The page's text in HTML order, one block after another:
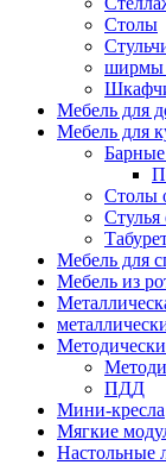
Столы
ширмы
Мебель для
Мебель для
Барные
Столы
Стулья
Мебель для
Мебель из
ПДД
Мини-кресла
Мягкие
Настольные